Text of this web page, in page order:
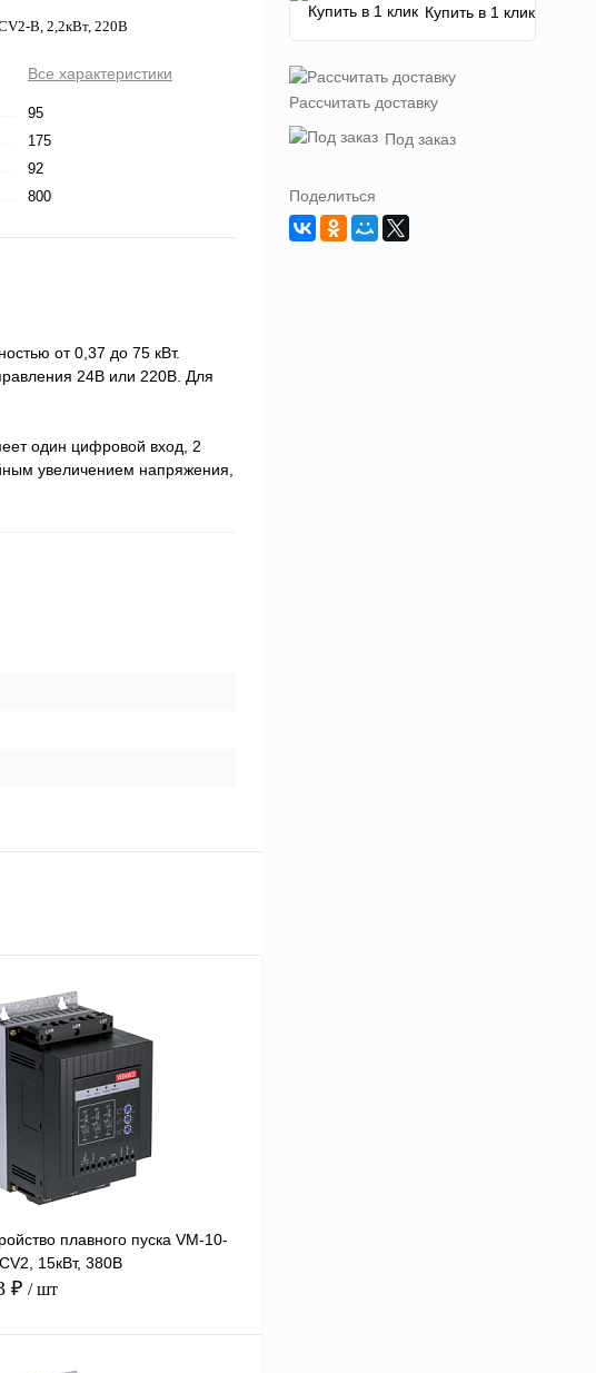
B, 2,2кВт, 220В
Все характеристики
95
175
92
800
от 0,37 до 75 кВт.
24В или 220В. Для
один цифровой вход, 2
увеличением напряжения,
плавного пуска VM-10-
15кВт, 380В
₽ / шт
Купить в 1 клик
Рассчитать доставку
Под заказ
Поделиться